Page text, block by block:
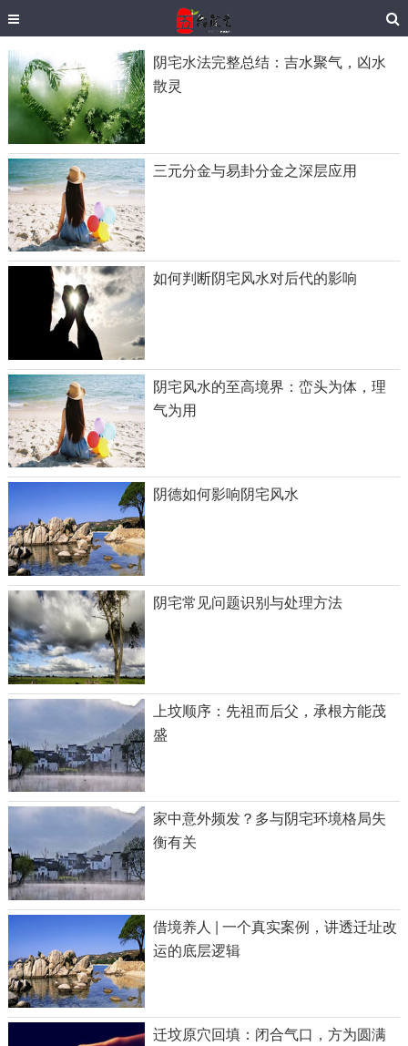
阴宅水法完整总结：吉水聚气，凶水
散灵
三元分金与易卦分金之深层应用
如何判断阴宅风水对后代的影响
阴宅风水的至高境界：峦头为体，理
气为用
阴德如何影响阴宅风水
阴宅常见问题识别与处理方法
上坟顺序：先祖而后父，承根方能茂
盛
家中意外频发？多与阴宅环境格局失
衡有关
借境养人 | 一个真实案例，讲透迁址改
运的底层逻辑
迁坟原穴回填：闭合气口，方为圆满